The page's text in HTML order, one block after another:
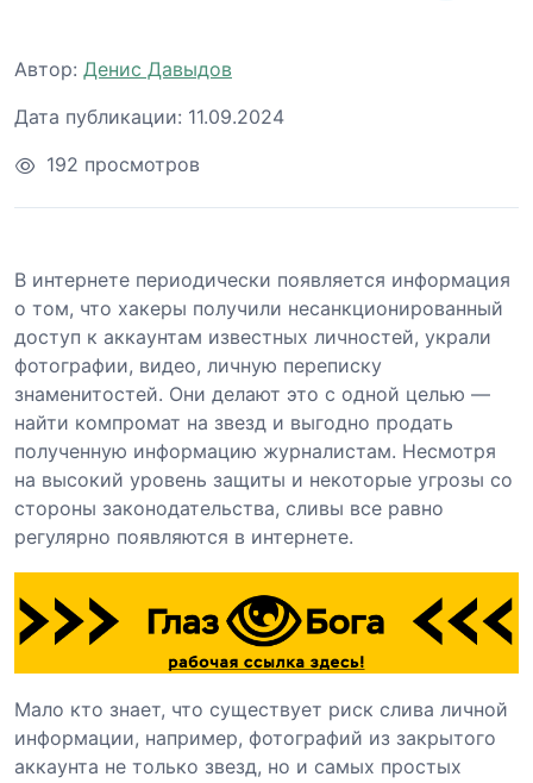
Автор: Денис Давыдов
Дата публикации: 11.09.2024
192 просмотров
В интернете периодически появляется информация
о том, что хакеры получили несанкционированный
доступ к аккаунтам известных личностей, украли
фотографии, видео, личную переписку
знаменитостей. Они делают это с одной целью —
найти компромат на звезд и выгодно продать
полученную информацию журналистам. Несмотря
на высокий уровень защиты и некоторые угрозы со
стороны законодательства, сливы все равно
регулярно появляются в интернете.
Мало кто знает, что существует риск слива личной
информации, например, фотографий из закрытого
аккаунта не только звезд, но и самых простых